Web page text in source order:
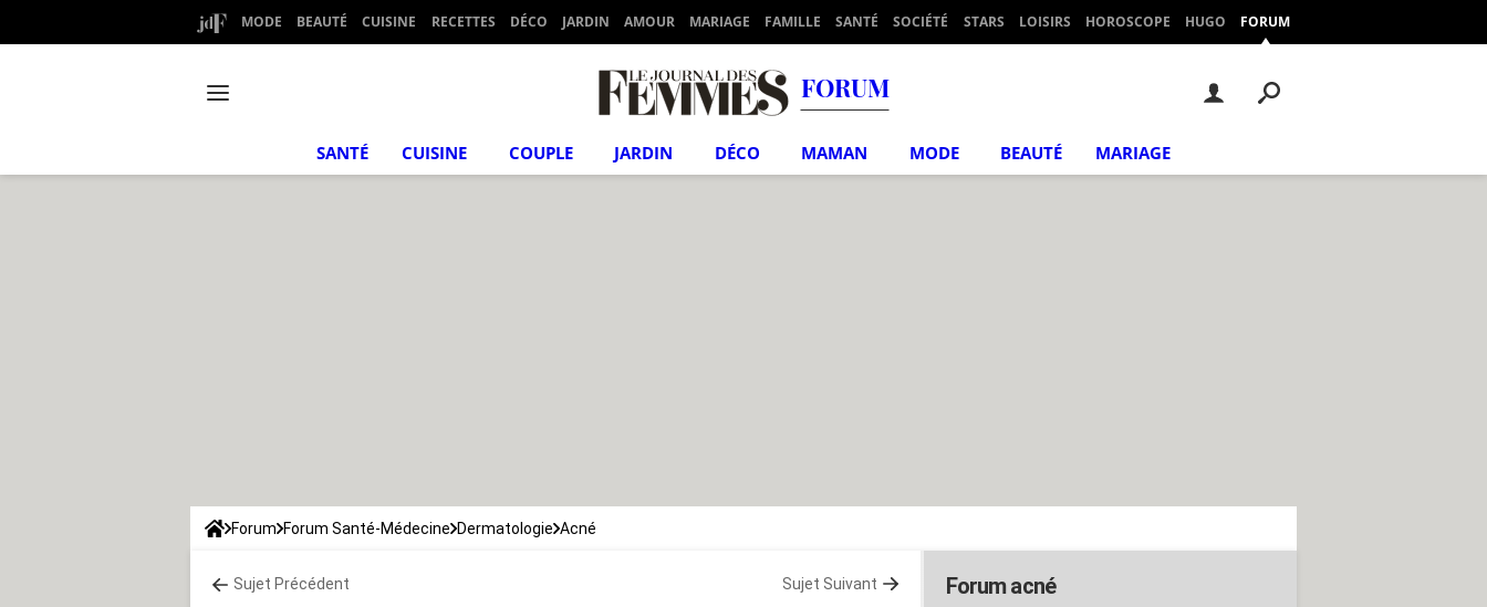
MODE BEAUTÉ CUISINE RECETTES DÉCO JARDIN AMOUR MARIAGE FAMILLE SANTÉ SOCIÉTÉ STARS LOISIRS HOROSCOPE HUGO FORUM
FORUM
SANTÉ CUISINE COUPLE JARDIN DÉCO MAMAN MODE BEAUTÉ MARIAGE
Forum Forum Santé-Médecine Dermatologie Acné
Sujet Précédent Sujet Suivant Forum acné